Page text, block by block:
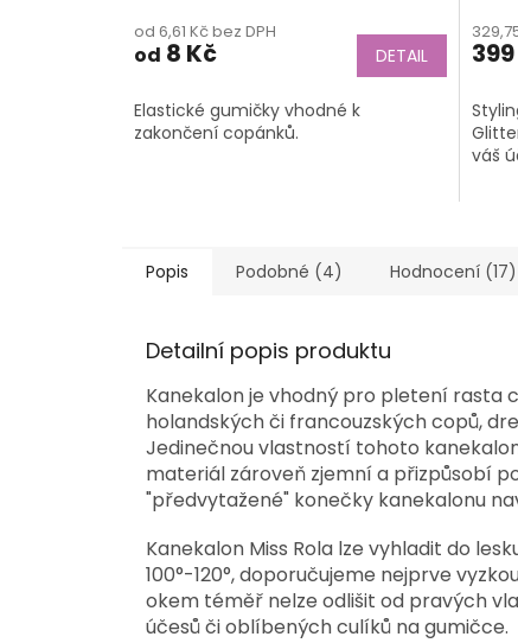
produktu
je
z
5
od 6,61 Kč bez DPH
od 8 Kč DETAIL
Elastické gumičky vhodné k
zakončení copánků.
je
z
5
váš
Popis Podobné (4) Hodnocení (17)
Detailní popis produktu
Kanekalon je vhodný pro pletení rasta
holandských či francouzských copů,
Jedinečnou vlastností tohoto
materiál zároveň zjemní a přizpůsobí
"předvytažené" konečky kanekalonu
Kanekalon Miss Rola lze vyhladit do
100°-120°, doporučujeme nejprve
okem téměř nelze odlišit od pravých
účesů či oblíbených culíků na gumičce.